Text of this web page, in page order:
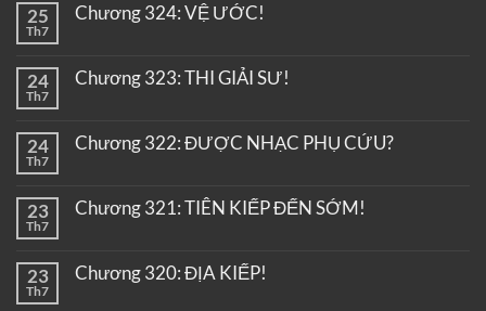
25
Th7
Chương 324: VỆ ƯỚC!
24
Th7
Chương 323: THI GIẢI SƯ!
24
Th7
Chương 322: ĐƯỢC NHẠC PHỤ CỨU?
23
Th7
Chương 321: TIÊN KIẾP ĐẾN SỚM!
23
Th7
Chương 320: ĐỊA KIẾP!